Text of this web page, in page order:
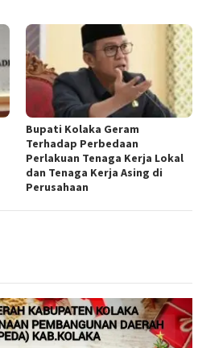
Bupati Kolaka Geram
Terhadap Perbedaan
Perlakuan Tenaga Kerja Lokal
dan Tenaga Kerja Asing di
Perusahaan